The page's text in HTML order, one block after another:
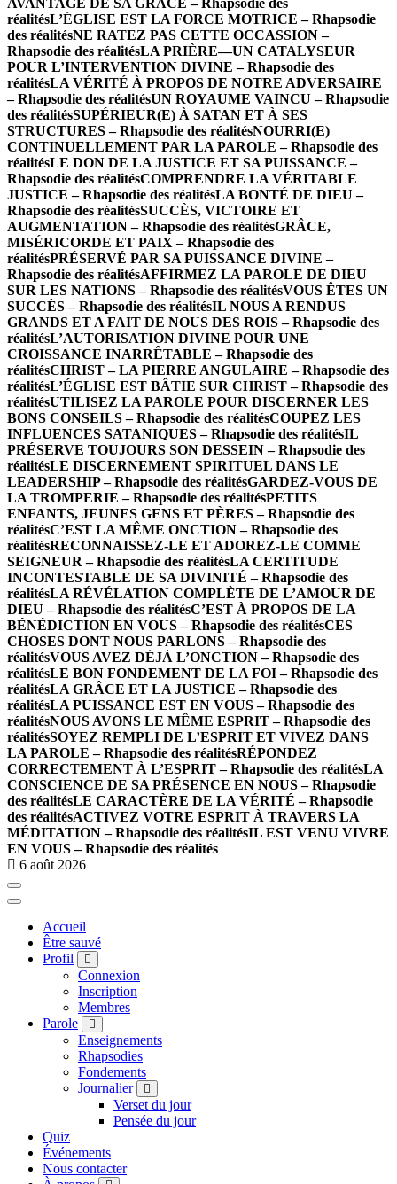
AVANTAGE DE SA GRÂCE – Rhapsodie des
réalitésL’ÉGLISE EST LA FORCE MOTRICE – Rhapsodie
des réalitésNE RATEZ PAS CETTE OCCASSION –
Rhapsodie des réalitésLA PRIÈRE—UN CATALYSEUR
POUR L’INTERVENTION DIVINE – Rhapsodie des
réalitésLA VÉRITÉ À PROPOS DE NOTRE ADVERSAIRE
– Rhapsodie des réalitésUN ROYAUME VAINCU – Rhapsodie
des réalitésSUPÉRIEUR(E) À SATAN ET À SES
STRUCTURES – Rhapsodie des réalitésNOURRI(E)
CONTINUELLEMENT PAR LA PAROLE – Rhapsodie des
réalitésLE DON DE LA JUSTICE ET SA PUISSANCE –
Rhapsodie des réalitésCOMPRENDRE LA VÉRITABLE
JUSTICE – Rhapsodie des réalitésLA BONTÉ DE DIEU –
Rhapsodie des réalitésSUCCÈS, VICTOIRE ET
AUGMENTATION – Rhapsodie des réalitésGRÂCE,
MISÉRICORDE ET PAIX – Rhapsodie des
réalitésPRÉSERVÉ PAR SA PUISSANCE DIVINE –
Rhapsodie des réalitésAFFIRMEZ LA PAROLE DE DIEU
SUR LES NATIONS – Rhapsodie des réalitésVOUS ÊTES UN
SUCCÈS – Rhapsodie des réalitésIL NOUS A RENDUS
GRANDS ET A FAIT DE NOUS DES ROIS – Rhapsodie des
réalitésL’AUTORISATION DIVINE POUR UNE
CROISSANCE INARRÊTABLE – Rhapsodie des
réalitésCHRIST – LA PIERRE ANGULAIRE – Rhapsodie des
réalitésL’ÉGLISE EST BÂTIE SUR CHRIST – Rhapsodie des
réalitésUTILISEZ LA PAROLE POUR DISCERNER LES
BONS CONSEILS – Rhapsodie des réalitésCOUPEZ LES
INFLUENCES SATANIQUES – Rhapsodie des réalitésIL
PRÉSERVE TOUJOURS SON DESSEIN – Rhapsodie des
réalitésLE DISCERNEMENT SPIRITUEL DANS LE
LEADERSHIP – Rhapsodie des réalitésGARDEZ-VOUS DE
LA TROMPERIE – Rhapsodie des réalitésPETITS
ENFANTS, JEUNES GENS ET PÈRES – Rhapsodie des
réalitésC’EST LA MÊME ONCTION – Rhapsodie des
réalitésRECONNAISSEZ-LE ET ADOREZ-LE COMME
SEIGNEUR – Rhapsodie des réalitésLA CERTITUDE
INCONTESTABLE DE SA DIVINITÉ – Rhapsodie des
réalitésLA RÉVÉLATION COMPLÈTE DE L’AMOUR DE
DIEU – Rhapsodie des réalitésC’EST À PROPOS DE LA
BÉNÉDICTION EN VOUS – Rhapsodie des réalitésCES
CHOSES DONT NOUS PARLONS – Rhapsodie des
réalitésVOUS AVEZ DÉJÀ L’ONCTION – Rhapsodie des
réalitésLE BON FONDEMENT DE LA FOI – Rhapsodie des
réalitésLA GRÂCE ET LA JUSTICE – Rhapsodie des
réalitésLA PUISSANCE EST EN VOUS – Rhapsodie des
réalitésNOUS AVONS LE MÊME ESPRIT – Rhapsodie des
réalitésSOYEZ REMPLI DE L’ESPRIT ET VIVEZ DANS
LA PAROLE – Rhapsodie des réalitésRÉPONDEZ
CORRECTEMENT À L’ESPRIT – Rhapsodie des réalitésLA
CONSCIENCE DE SA PRÉSENCE EN NOUS – Rhapsodie
des réalitésLE CARACTÈRE DE LA VÉRITÉ – Rhapsodie
des réalitésACTIVEZ VOTRE ESPRIT À TRAVERS LA
MÉDITATION – Rhapsodie des réalitésIL EST VENU VIVRE
EN VOUS – Rhapsodie des réalités
6 août 2026
Accueil
Être sauvé
Profil
Connexion
Inscription
Membres
Parole
Enseignements
Rhapsodies
Fondements
Journalier
Verset du jour
Pensée du jour
Quiz
Événements
Nous contacter